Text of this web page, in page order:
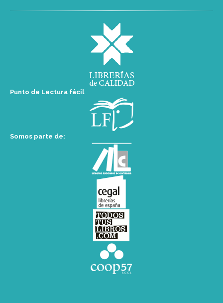
Punto de Lectura fácil
Somos parte de: